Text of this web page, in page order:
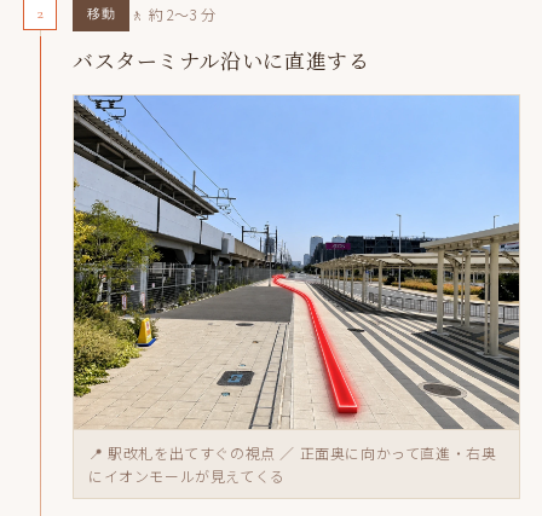
2 移動 🚶 約 2〜3 分
バスターミナル沿いに直進する
📍 駅改札を出てすぐの視点 ／ 正面奥に向かって直進・右奥
にイオンモールが見えてくる